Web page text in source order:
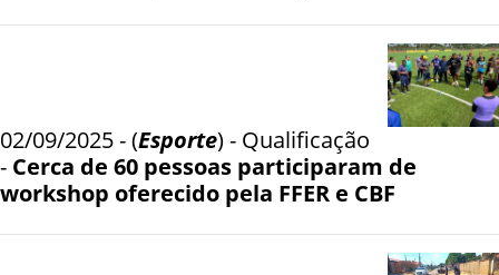
02/09/2025 - (Esporte) - Qualificação
- Cerca de 60 pessoas participaram de
workshop oferecido pela FFER e CBF